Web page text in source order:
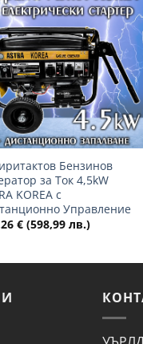
Добави
в
желани
Бензинов
за Ток 4,5kW
KOREA с
Управление
€ (598,99 лв.)